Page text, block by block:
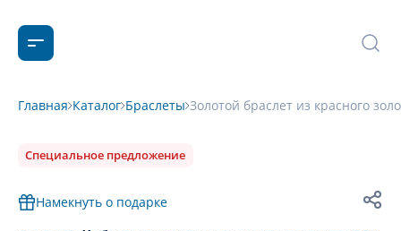
Главная Каталог Браслеты Золотой браслет из красного
Специальное предложение
Намекнуть о подарке